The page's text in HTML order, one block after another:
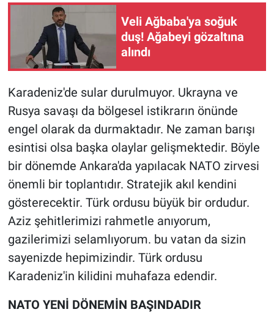
Veli Ağbaba'ya soğuk
duş! Ağabeyi gözaltına
alındı
Karadeniz'de sular durulmuyor. Ukrayna ve
Rusya savaşı da bölgesel istikrarın önünde
engel olarak da durmaktadır. Ne zaman barışı
esintisi olsa başka olaylar gelişmektedir. Böyle
bir dönemde Ankara'da yapılacak NATO zirvesi
önemli bir toplantıdır. Stratejik akıl kendini
gösterecektir. Türk ordusu büyük bir ordudur.
Aziz şehitlerimizi rahmetle anıyorum,
gazilerimizi selamlıyorum. bu vatan da sizin
sayenizde hepimizindir. Türk ordusu
Karadeniz'in kilidini muhafaza edendir.
NATO YENİ DÖNEMİN BAŞINDADIR